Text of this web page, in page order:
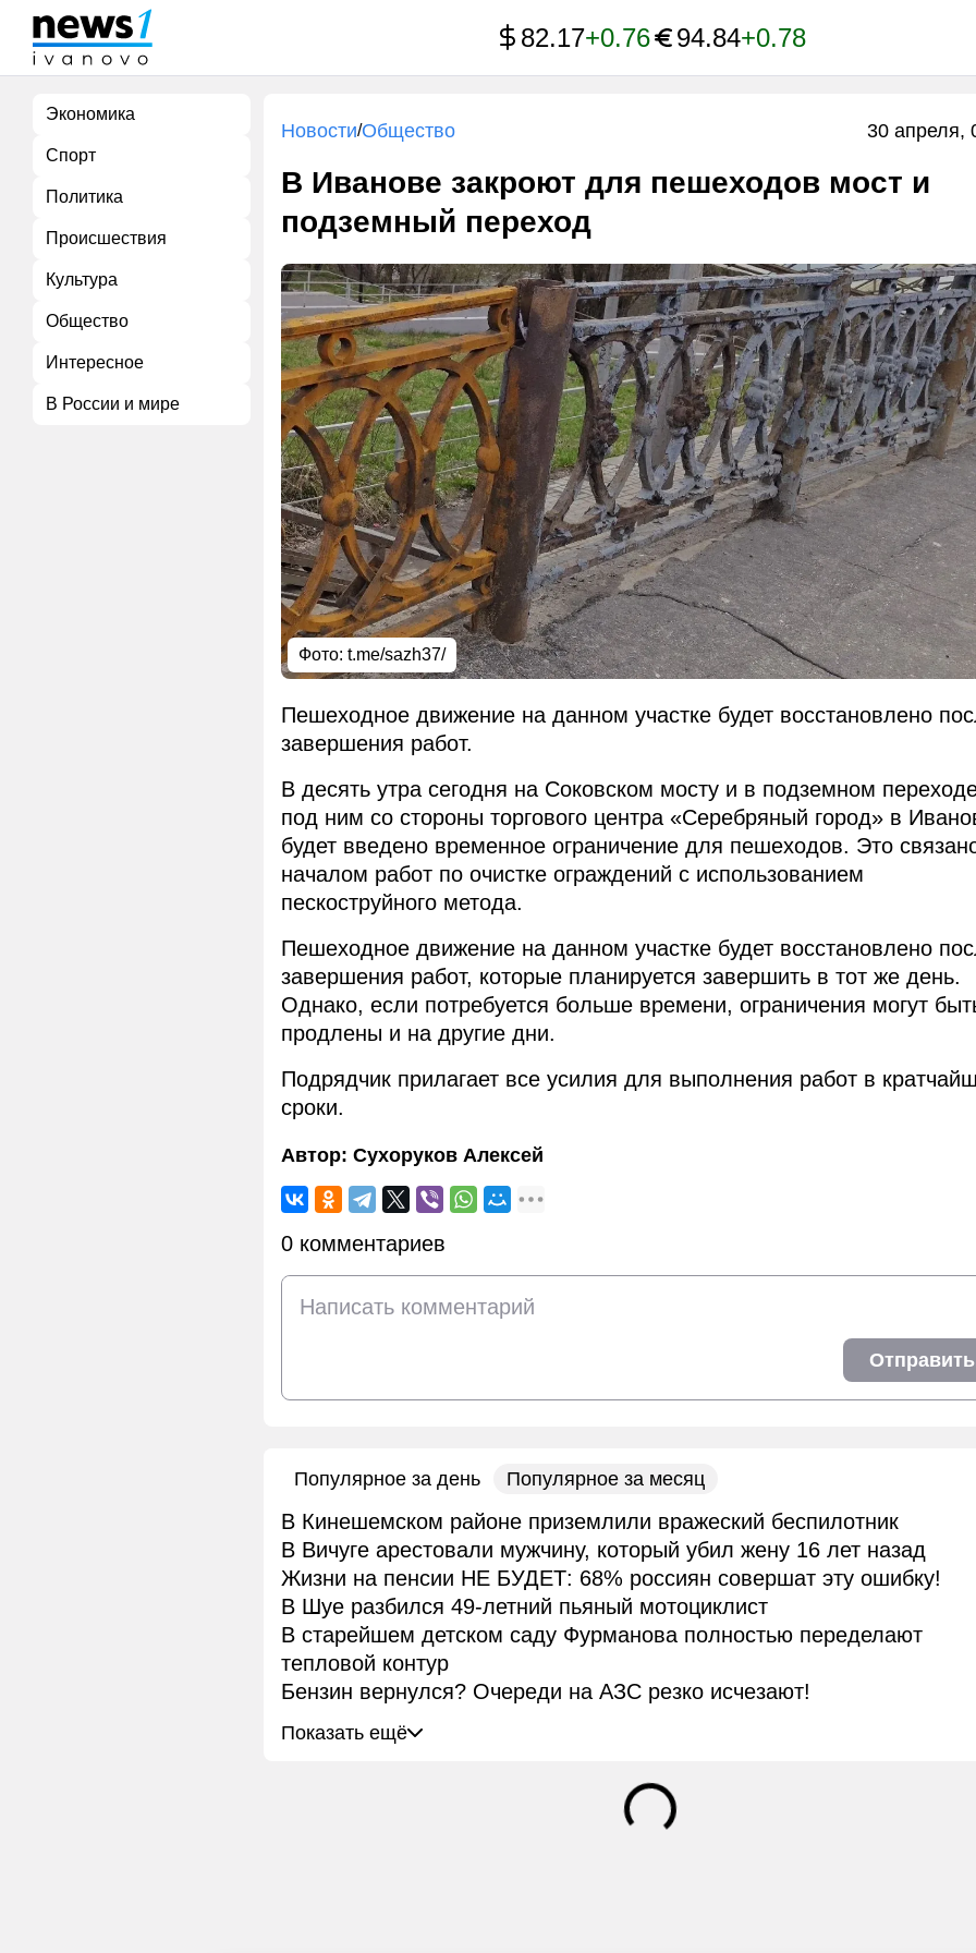
82.17+0.76 94.84+0.78
Экономика
Спорт
Политика
Происшествия
Культура
Общество
Интересное
В России и мире
Новости/Общество 30 апреля,
В Иванове закроют для пешеходов мост и
подземный переход
Фото: t.me/sazh37/
Пешеходное движение на данном участке будет восстановлено
завершения работ.
В десять утра сегодня на Соковском мосту и в подземном
под ним со стороны торгового центра «Серебряный город» в
будет введено временное ограничение для пешеходов. Это
началом работ по очистке ограждений с использованием
пескоструйного метода.
Пешеходное движение на данном участке будет восстановлено
завершения работ, которые планируется завершить в тот же день.
Однако, если потребуется больше времени, ограничения могут
продлены и на другие дни.
Подрядчик прилагает все усилия для выполнения работ в
сроки.
Автор: Сухоруков Алексей
0 комментариев
Отправить
Популярное за день Популярное за месяц
В Кинешемском районе приземлили вражеский беспилотник
В Вичуге арестовали мужчину, который убил жену 16 лет назад
Жизни на пенсии НЕ БУДЕТ: 68% россиян совершат эту ошибку!
В Шуе разбился 49-летний пьяный мотоциклист
В старейшем детском саду Фурманова полностью переделают
тепловой контур
Бензин вернулся? Очереди на АЗС резко исчезают!
Показать ещё